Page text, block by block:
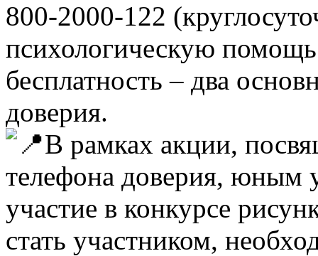
800-2000-122
психологическую
бесплатность – два
доверия.
В рамках акции,
телефона доверия, юным
участие в конкурсе
стать участником,